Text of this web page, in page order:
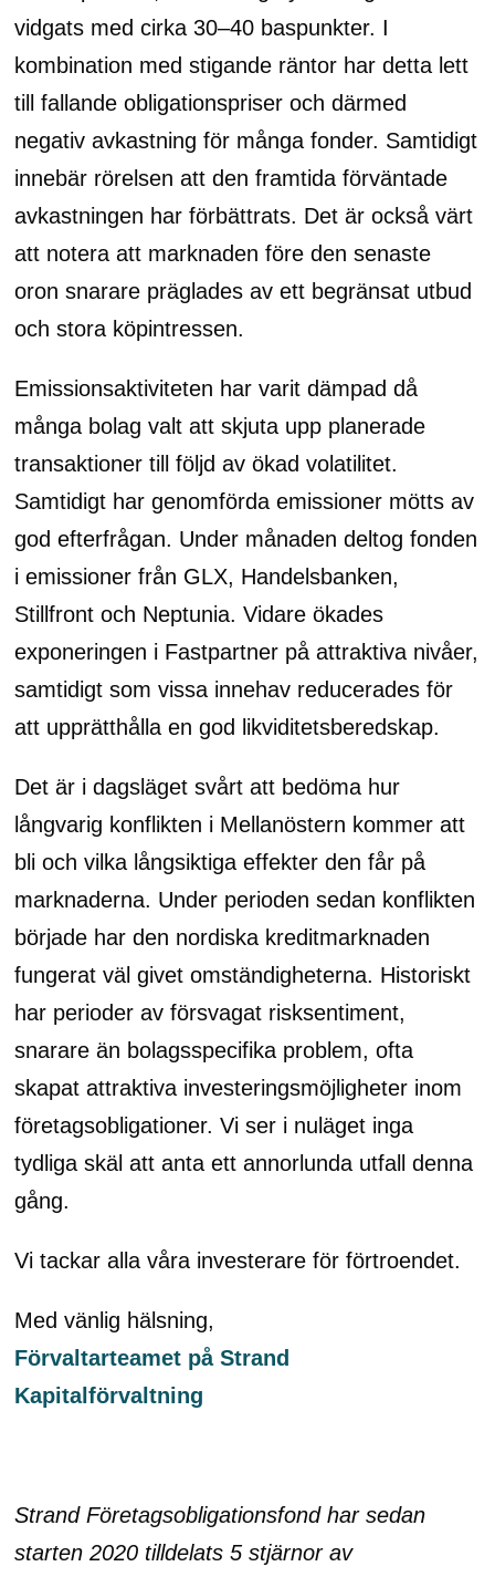
vidgats med cirka 30–40 baspunkter. I
kombination med stigande räntor har detta lett
till fallande obligationspriser och därmed
negativ avkastning för många fonder. Samtidigt
innebär rörelsen att den framtida förväntade
avkastningen har förbättrats. Det är också värt
att notera att marknaden före den senaste
oron snarare präglades av ett begränsat utbud
och stora köpintressen.
Emissionsaktiviteten har varit dämpad då
många bolag valt att skjuta upp planerade
transaktioner till följd av ökad volatilitet.
Samtidigt har genomförda emissioner mötts av
god efterfrågan. Under månaden deltog fonden
i emissioner från GLX, Handelsbanken,
Stillfront och Neptunia. Vidare ökades
exponeringen i Fastpartner på attraktiva nivåer,
samtidigt som vissa innehav reducerades för
att upprätthålla en god likviditetsberedskap.
Det är i dagsläget svårt att bedöma hur
långvarig konflikten i Mellanöstern kommer att
bli och vilka långsiktiga effekter den får på
marknaderna. Under perioden sedan konflikten
började har den nordiska kreditmarknaden
fungerat väl givet omständigheterna. Historiskt
har perioder av försvagat risksentiment,
snarare än bolagsspecifika problem, ofta
skapat attraktiva investeringsmöjligheter inom
företagsobligationer. Vi ser i nuläget inga
tydliga skäl att anta ett annorlunda utfall denna
gång.
Vi tackar alla våra investerare för förtroendet.
Med vänlig hälsning,
Förvaltarteamet på Strand
Kapitalförvaltning
Strand Företagsobligationsfond har sedan
starten 2020 tilldelats 5 stjärnor av